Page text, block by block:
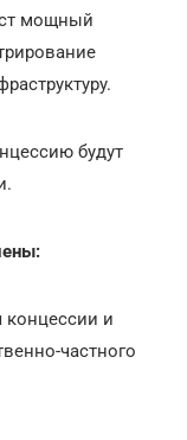
мощный
будут
концессии и
частного